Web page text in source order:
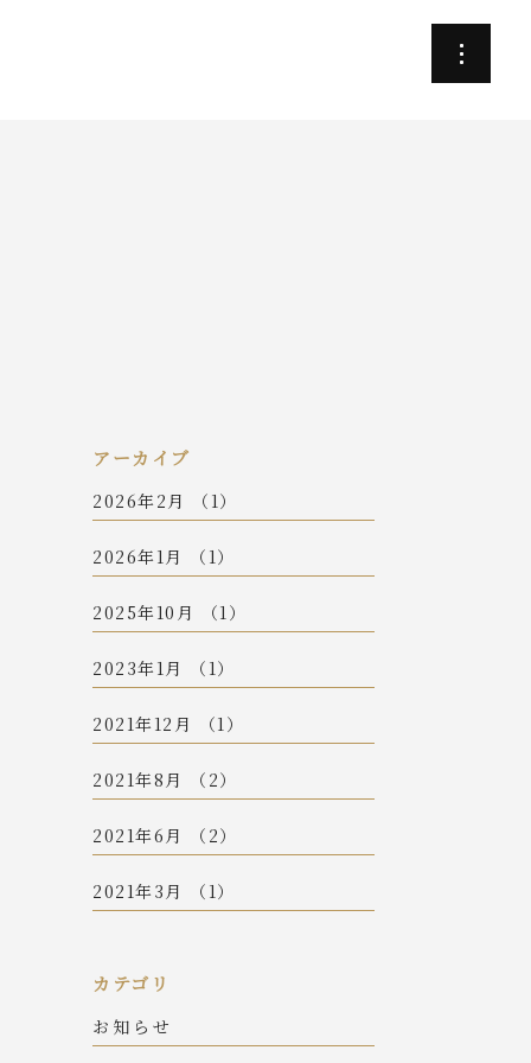
アーカイブ
2026年2月 （1）
2026年1月 （1）
2025年10月 （1）
2023年1月 （1）
2021年12月 （1）
2021年8月 （2）
2021年6月 （2）
2021年3月 （1）
カテゴリ
お知らせ